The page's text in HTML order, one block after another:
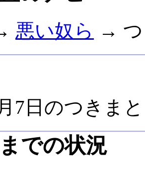
悪い奴ら → つ
7日のつきま
での状況